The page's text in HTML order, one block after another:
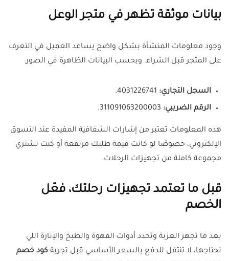
بيانات موثقة تظهر في متجر الوعل
وجود معلومات المنشأة بشكل واضح يساعد العميل في التعرف
على المتجر قبل الشراء. وبحسب البيانات الظاهرة في الصور:
السجل التجاري:
الرقم الضريبي:
هذه المعلومات تعتبر من إشارات الشفافية المفيدة عند التسوق
الإلكتروني، خصوصًا لو كانت قيمة طلبك مرتفعة أو كنت تشتري
مجموعة كاملة من تجهيزات الرحلات.
قبل ما تعتمد تجهيزات رحلتك، فعّل
الخصم
بعد ما تجهز العزبة وتحدد أدوات القهوة والطبخ والإنارة اللي
تحتاجها، لا تنتقل للدفع بالسعر الأساسي قبل تجربة كود خصم